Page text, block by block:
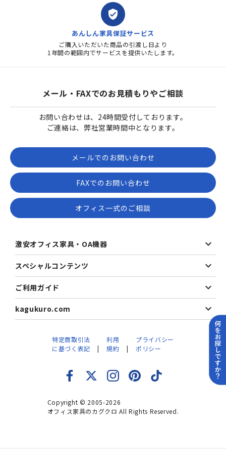
verified_user
あんしん家具保証サービス
ご購入いただいた商品の引渡し日より
1年間の範囲内でサービスを提供いたします。
メール・FAXでのお見積もりやご相談
お問い合わせは、24時間受付しております。
ご連絡は、弊社営業時間中となります。
メールでのお問い合わせ
FAXでのお問い合わせ
オフィス一式のご相談
激安オフィス家具・OA機器
スペシャルコンテンツ
ご利用ガイド
kagukuro.com
Copyright © 2005-2026
オフィス家具のカグクロ All Rights Reserved.
特定商取引法
に基づく表記
利用
規約
プライバシー
ポリシー